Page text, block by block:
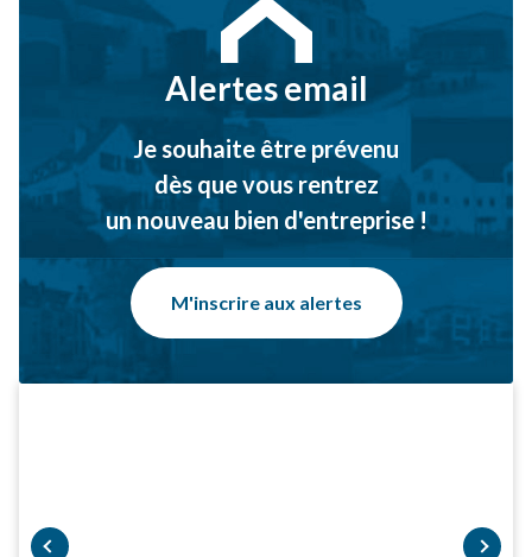
Alertes email
Je souhaite être prévenu
dès que vous rentrez
un nouveau bien d'entreprise !
M'inscrire aux alertes